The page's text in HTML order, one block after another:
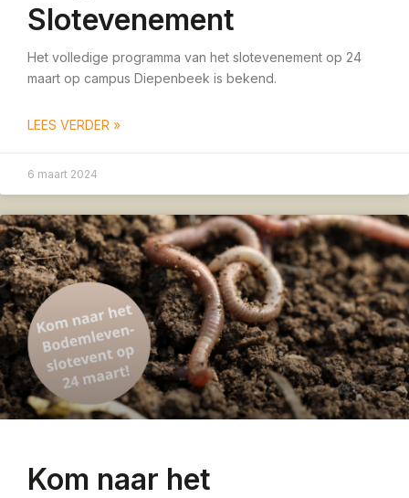
Slotevenement
Het volledige programma van het slotevenement op 24
maart op campus Diepenbeek is bekend.
LEES VERDER »
6 maart 2024
Kom naar het